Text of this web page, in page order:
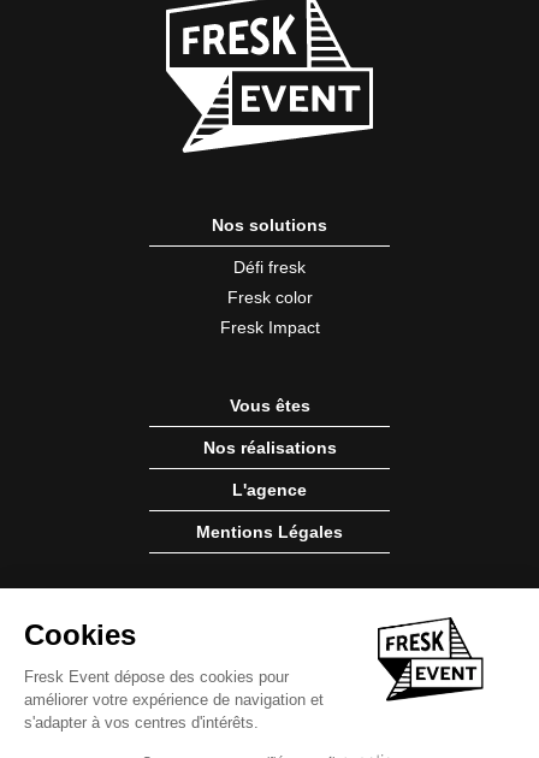
Nos solutions
Défi fresk
Fresk color
Fresk Impact
Vous êtes
Nos réalisations
L'agence
Mentions Légales
Cookies
Fresk Event dépose des cookies pour
améliorer votre expérience de navigation et
s'adapter à vos centres d'intérêts.